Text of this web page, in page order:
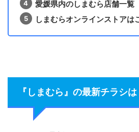
愛媛県内のしまむら店舗一覧
しまむらオンラインストアは
『しまむら』の最新チラシ